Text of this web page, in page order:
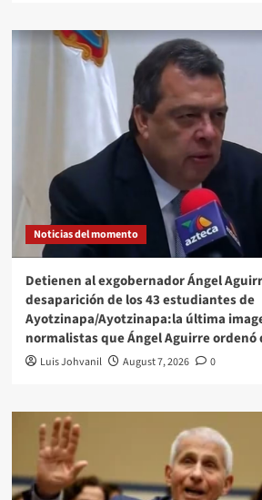
Noticias del momento
Detienen al exgobernador Ángel
desaparición de los 43 estudiantes de
Ayotzinapa/Ayotzinapa:la última
normalistas que Ángel Aguirre
Luis Johvanil August 7, 2026 0